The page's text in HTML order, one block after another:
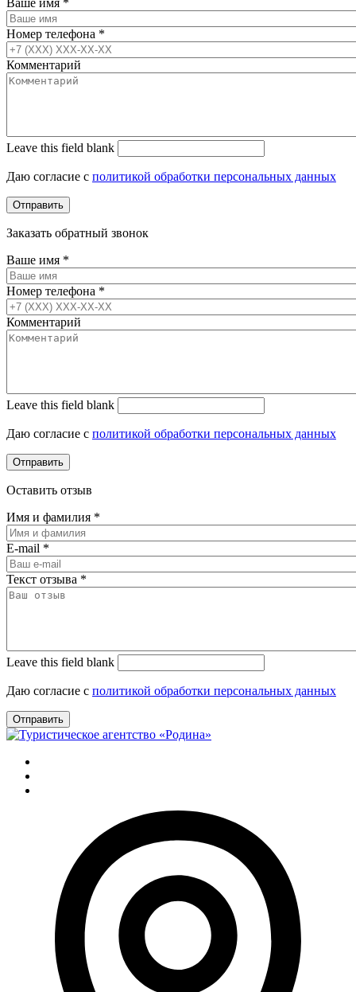
Номер телефона *
Комментарий
Leave this field blank
Даю согласие с политикой обработки персональных данных
Заказать обратный звонок
Ваше имя *
Номер телефона *
Комментарий
Leave this field blank
Даю согласие с политикой обработки персональных данных
Оставить отзыв
Имя и фамилия *
E-mail *
Текст отзыва *
Leave this field blank
Даю согласие с политикой обработки персональных данных